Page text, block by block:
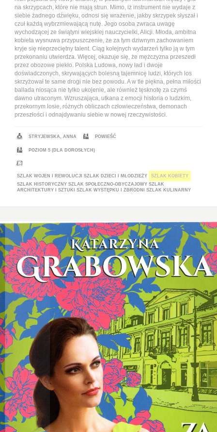
na skrzypcach, które nie mają strun. Mimo, iż instrument nie wydaje z
siebie żadnego dźwięku, odnosi się wrażenie, jakby skrzypek słyszał i
czuł każdą wybrzmiewającą nutę. Jego osoba zwraca uwagę
wychodzącej ze świątyni wiejskiej nauczycielki, Alicji. Młoda, ambitna
kobieta wysnuwa przypuszczenie, że za tym dziwnym zachowaniem
kryje się nieprzeciętny talent. Ciąg kolejnych wydarzeń tylko ją w tym
przekonaniu utwierdza. Więcej, okazuje się, że mężczyzna przeszedł
przez obozowe piekło. Polska Ludowa, nowy ład i dwoje
doświadczonych, skrywających bolesną tajemnicę ludzi, których los
skrzyżował te same drogi nie bez powodu. A w tle piękna, pełna miłości
ballada niosąca nie tylko ukojenie, ale również tęsknotę za czymś
dawno utraconym. Wzruszająca, utkana z emocji historia o ludzkim,
przekornym losie, różnych obliczach człowieczeństwa, demonach
przeszłości i odnajdywaniu siebie w nowej rzeczywistości.
STRYJEWSKA, ANNA POWIEŚĆ
POZIOM 5 (DLA DOROSŁYCH)
SZLAK WOJEN I REWOLUCJI SZLAK DZIECI I MŁODZIEŻY
SZLAK KOBIETY
SZLAK HISTORYCZNY SZLAK SPOŁECZNO-OBYCZAJOWY SZLAK
ARCHITEKTURY I SZTUKI
SZLAK WYSTĘPKU I ZBRODNI SZLAK KULINARNY